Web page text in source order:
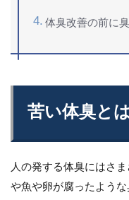
体臭改善の前に
苦い体臭と
人の発する体臭にはさ
や魚や卵が腐ったよう